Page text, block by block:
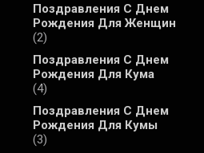
Поздравления С Днем
Рождения Для Женщин
(2)
Поздравления С Днем
Рождения Для Кума
(4)
Поздравления С Днем
Рождения Для Кумы
(3)